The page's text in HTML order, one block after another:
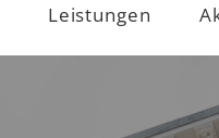
Leistungen